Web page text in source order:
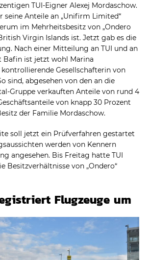
TUI-Eigner Alexej Mordaschow.
seine Anteile an „Unifirm Limited“
im Mehrheitsbesitz von „Ondero
Virgin Islands ist. Jetzt gab es die
Nach einer Mitteilung an TUI und an
Bafin ist jetzt wohl Marina
Gesellschafterin von
sind, abgesehen von den an die
Gruppe verkauften Anteile von rund 4
von knapp 30 Prozent
der Familie Mordaschow.
soll jetzt ein Prüfverfahren gestartet
werden von Kennern
angesehen. Bis Freitag hatte TUI
Besitzverhältnisse von „Ondero“
Flugzeuge um